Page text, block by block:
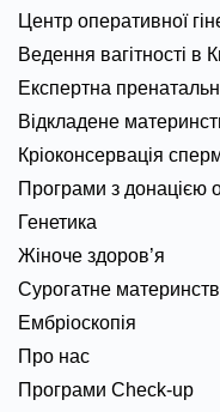
Центр оперативної
Ведення вагітності в
Експертна
Відкладене
Кріоконсервація
Програми з донацією
Генетика
Жіноче здоров’я
Сурогатне
Ембріоскопія
Про нас
Програми Check-up